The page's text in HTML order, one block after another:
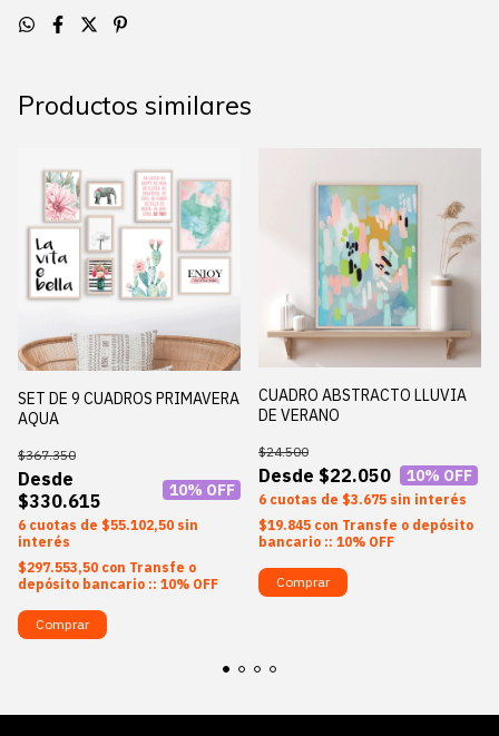
Productos similares
SET DE 9 CUADROS PRIMAVERA
AQUA
$330.615
$367.350
10% OFF
6 $55.102,50 sin
interés
$297.553,50 con Transfe o
depósito bancario :: 10% OFF
Comprar
CUADRO ABSTRACTO LLUVIA
DE VERANO
$22.050
$24.500
10% OFF
6 $3.675 sin interés
$19.845 con Transfe o depósito
bancario :: 10% OFF
Comprar